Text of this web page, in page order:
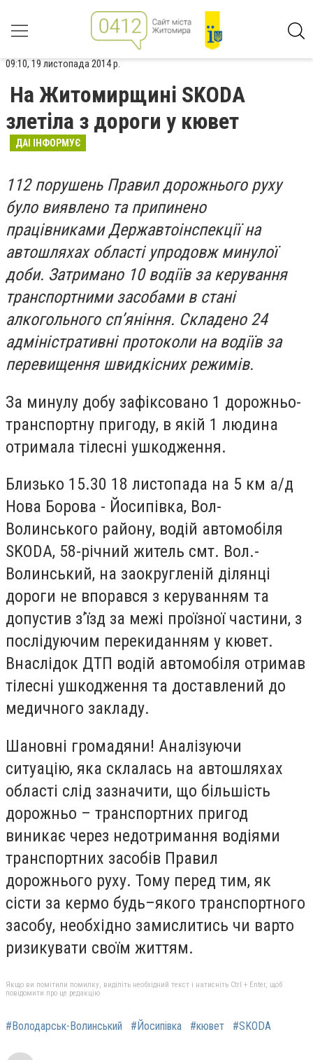
09:10, 19 листопада 2014 р.
На Житомирщині SKODA
злетіла з дороги у кювет
ДАІ ІНФОРМУЄ
112 порушень Правил дорожнього руху
було виявлено та припинено
працівниками Державтоінспекції на
автошляхах області упродовж минулої
доби. Затримано 10 водіїв за керування
транспортними засобами в стані
алкогольного сп’яніння. Складено 24
адміністративні протоколи на водіїв за
перевищення швидкісних режимів.
За минулу добу зафіксовано 1 дорожньо-
транспортну пригоду, в якій 1 людина
отримала тілесні ушкодження.
Близько 15.30 18 листопада на 5 км а/д
Нова Борова - Йосипівка, Вол-
Волинського району, водій автомобіля
SKODA, 58-річний житель смт. Вол.-
Волинський, на заокругленій ділянці
дороги не впорався з керуванням та
допустив з’їзд за межі проїзної частини, з
послідуючим перекиданням у кювет.
Внаслідок ДТП водій автомобіля отримав
тілесні ушкодження та доставлений до
медичного закладу.
Шановні громадяни! Аналізуючи
ситуацію, яка склалась на автошляхах
області слід зазначити, що більшість
дорожньо – транспортних пригод
виникає через недотримання водіями
транспортних засобів Правил
дорожнього руху. Тому перед тим, як
сісти за кермо будь–якого транспортного
засобу, необхідно замислитись чи варто
ризикувати своїм життям.
Якщо ви помітили помилку, виділіть необхідний текст і натисніть Ctrl + Enter, щоб
повідомити про це редакцію
#Володарськ-Волинський #Йосипівка #кювет #SKODA